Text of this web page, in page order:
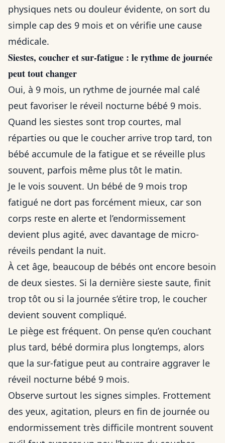
physiques nets ou douleur évidente, on sort du
simple cap des 9 mois et on vérifie une cause
médicale.
Siestes, coucher et sur-fatigue : le rythme de journée
peut tout changer
Oui, à 9 mois, un rythme de journée mal calé
peut favoriser le réveil nocturne bébé 9 mois.
Quand les siestes sont trop courtes, mal
réparties ou que le coucher arrive trop tard, ton
bébé accumule de la fatigue et se réveille plus
souvent, parfois même plus tôt le matin.
Je le vois souvent. Un bébé de 9 mois trop
fatigué ne dort pas forcément mieux, car son
corps reste en alerte et l’endormissement
devient plus agité, avec davantage de micro-
réveils pendant la nuit.
À cet âge, beaucoup de bébés ont encore besoin
de deux siestes. Si la dernière sieste saute, finit
trop tôt ou si la journée s’étire trop, le coucher
devient souvent compliqué.
Le piège est fréquent. On pense qu’en couchant
plus tard, bébé dormira plus longtemps, alors
que la sur-fatigue peut au contraire aggraver le
réveil nocturne bébé 9 mois.
Observe surtout les signes simples. Frottement
des yeux, agitation, pleurs en fin de journée ou
endormissement très difficile montrent souvent